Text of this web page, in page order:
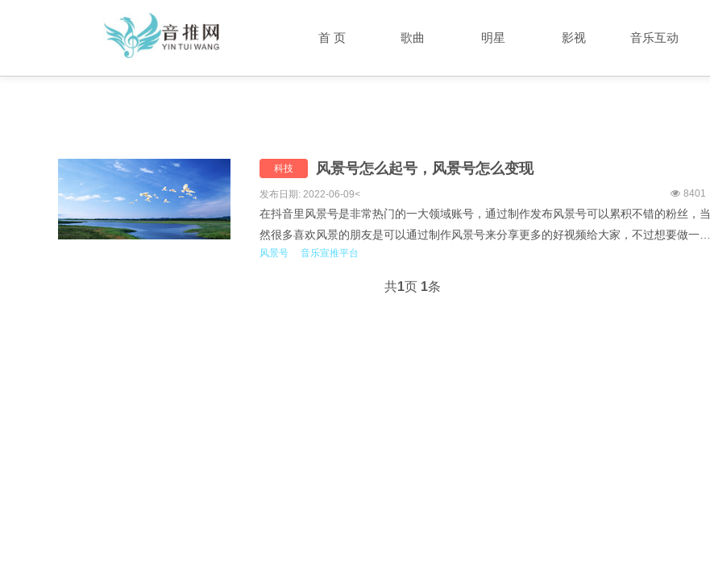
首 页 歌曲 明星 影视 音乐互动
科技 风景号怎么起号，风景号怎么变现
发布日期: 2022-06-09< 8401
在抖音里风景号是非常热门的一大领域账号，通过制作发布风景号可以累积不错的粉丝，当
然很多喜欢风景的朋友是可以通过制作风景号来分享更多的好视频给大家，不过想要做一个
风景号也是有技巧的，风景号怎么起号，风景号怎么变现。风景号怎么起号1，找素材，一
风景号 音乐宣推平台
共1页 1条